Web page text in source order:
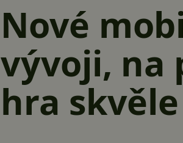
Nové
vývoji, na
hra skvěle